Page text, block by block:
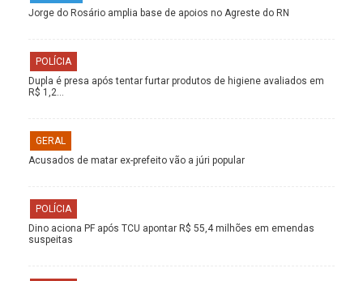
Jorge do Rosário amplia base de apoios no Agreste do RN
POLÍCIA
Dupla é presa após tentar furtar produtos de higiene avaliados em
R$ 1,2…
GERAL
Acusados de matar ex-prefeito vão a júri popular
POLÍCIA
Dino aciona PF após TCU apontar R$ 55,4 milhões em emendas
suspeitas